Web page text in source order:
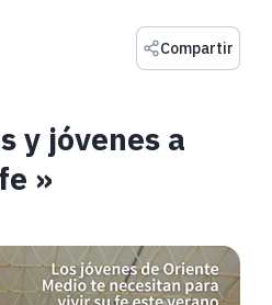
Compartir
y jóvenes a
»